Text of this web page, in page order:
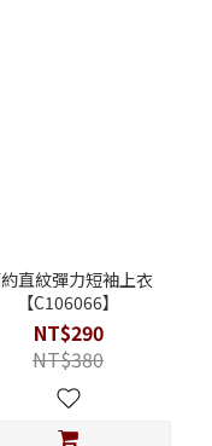
直紋彈力短袖上衣
【C106066】
NT$290
NT$380